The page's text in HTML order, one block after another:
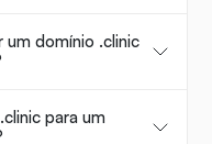
um domínio .clinic
para um